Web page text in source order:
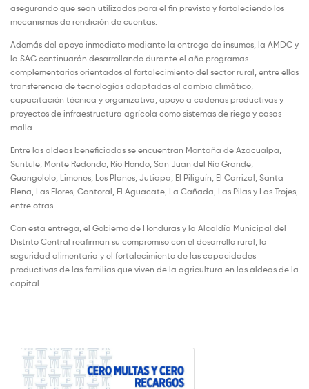
asegurando que sean utilizados para el fin previsto y fortaleciendo los
mecanismos de rendición de cuentas.
Además del apoyo inmediato mediante la entrega de insumos, la AMDC y
la SAG continuarán desarrollando durante el año programas
complementarios orientados al fortalecimiento del sector rural, entre ellos
transferencia de tecnologías adaptadas al cambio climático,
capacitación técnica y organizativa, apoyo a cadenas productivas y
proyectos de infraestructura agrícola como sistemas de riego y casas
malla.
Entre las aldeas beneficiadas se encuentran Montaña de Azacualpa,
Suntule, Monte Redondo, Río Hondo, San Juan del Río Grande,
Guangololo, Limones, Los Planes, Jutiapa, El Piliguín, El Carrizal, Santa
Elena, Las Flores, Cantoral, El Aguacate, La Cañada, Las Pilas y Las Trojes,
entre otras.
Con esta entrega, el Gobierno de Honduras y la Alcaldía Municipal del
Distrito Central reafirman su compromiso con el desarrollo rural, la
seguridad alimentaria y el fortalecimiento de las capacidades
productivas de las familias que viven de la agricultura en las aldeas de la
capital.